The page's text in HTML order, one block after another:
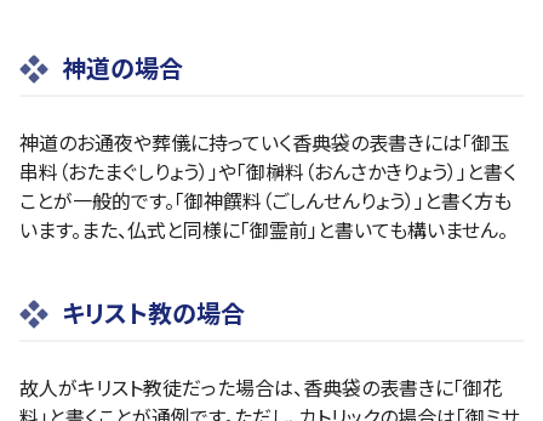
神道の場合
神道のお通夜や葬儀に持っていく香典袋の表書きには「御玉
串料（おたまぐしりょう）」や「御榊料（おんさかきりょう）」と書く
ことが一般的です。「御神饌料（ごしんせんりょう）」と書く方も
います。また、仏式と同様に「御霊前」と書いても構いません。
キリスト教の場合
故人がキリスト教徒だった場合は、香典袋の表書きに「御花